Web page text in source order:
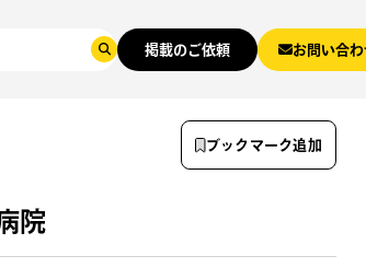
掲載のご依頼 お問い合わ
院
ブックマーク追加